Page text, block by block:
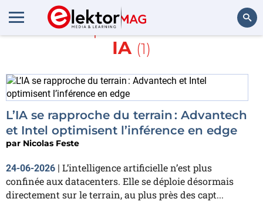
En savoir plus sur
inférence
IA (1)
L’IA se rapproche du terrain : Advantech
et Intel optimisent l’inférence en edge
par Nicolas Feste
24-06-2026 | L’intelligence artificielle n’est plus
confinée aux datacenters. Elle se déploie désormais
directement sur le terrain, au plus près des capt...